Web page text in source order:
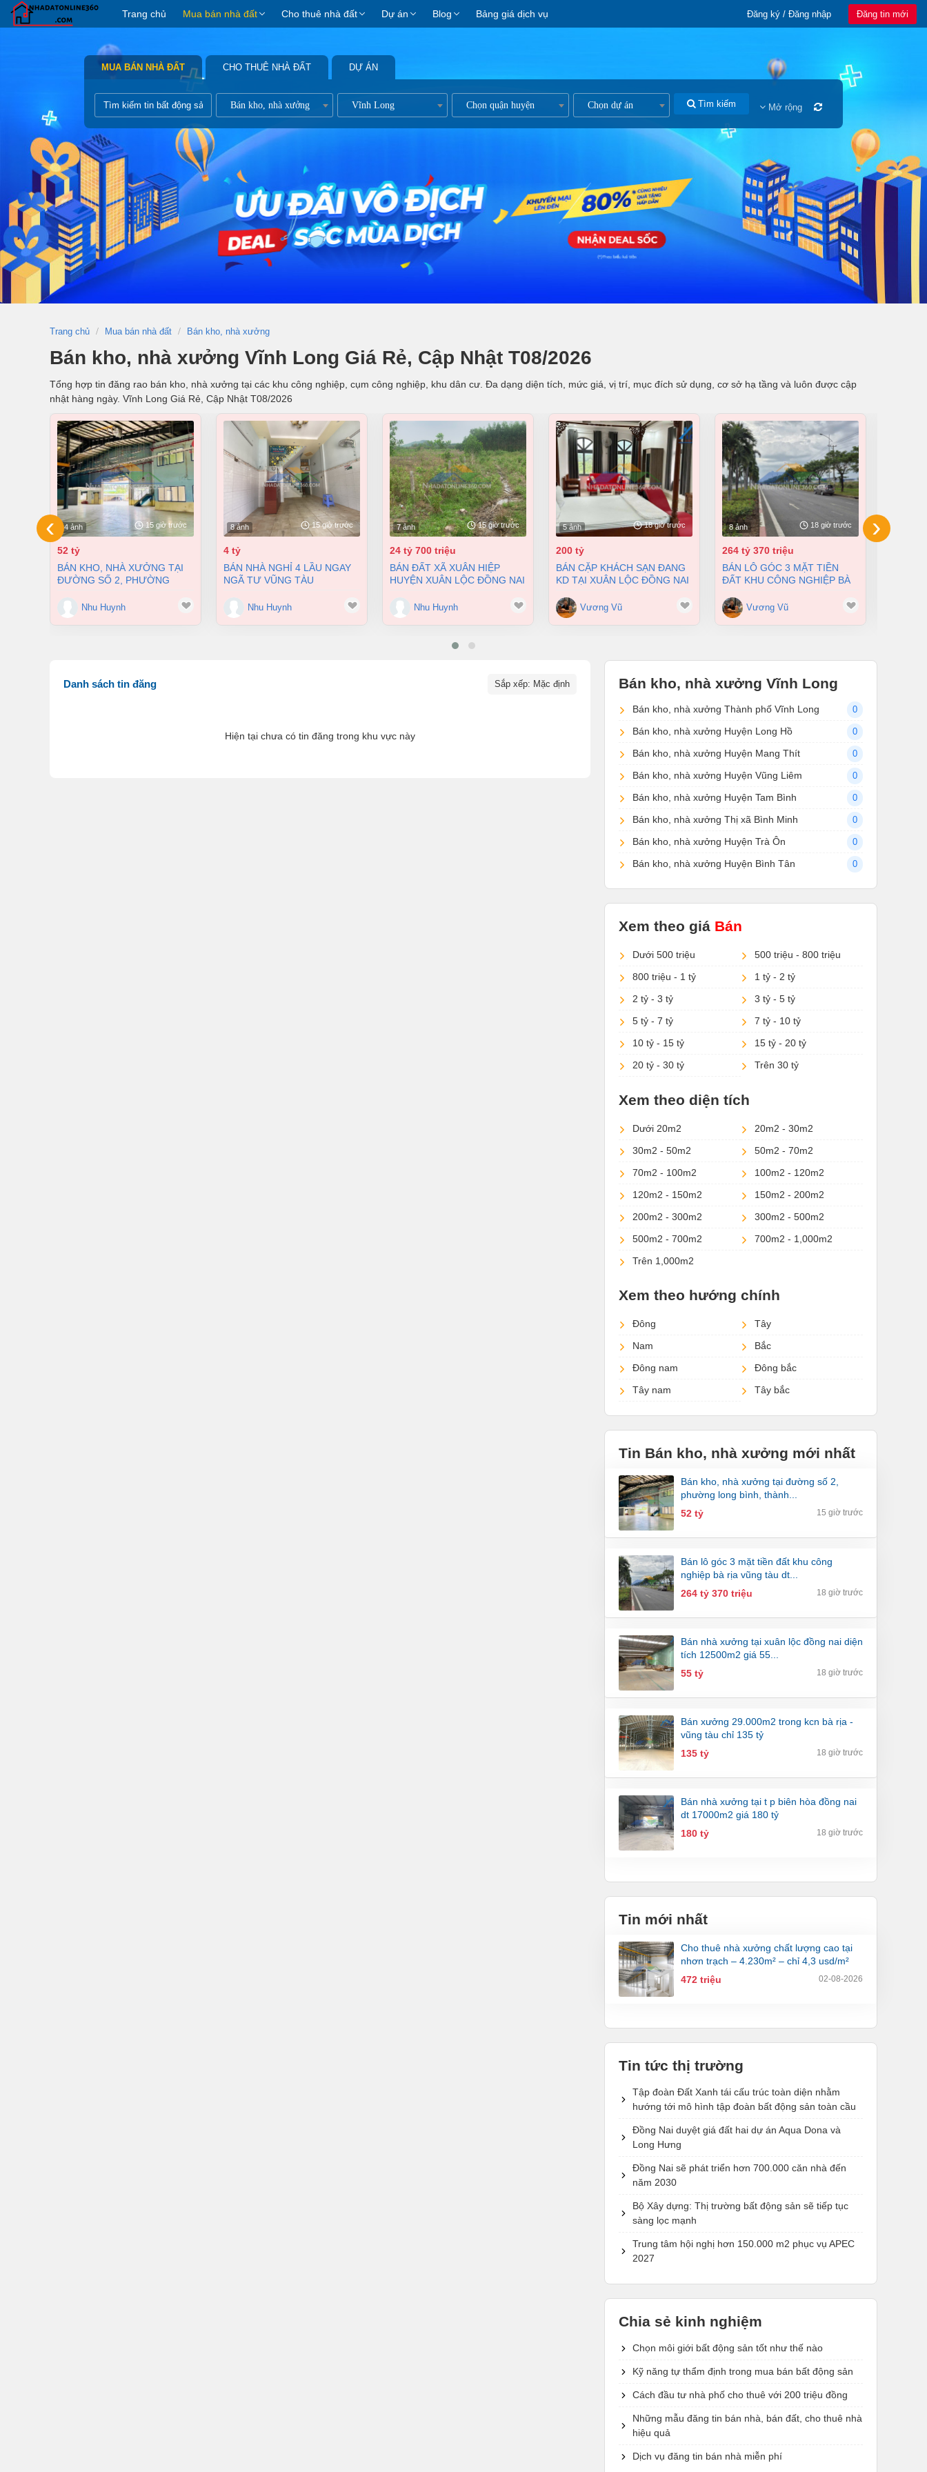
Trang chủ Mua bán nhà đất Cho thuê nhà đất Dự án Blog Bảng giá dịch vụ Đăng ký / Đăng nhập Đăng tin mới
MUA BÁN NHÀ ĐẤT CHO THUÊ NHÀ ĐẤT DỰ ÁN
Bán kho, nhà xưởng Vĩnh Long Chọn quận huyện Chọn dự án Tìm kiếm Mở rộng
Trang chủ Mua bán nhà đất Bán kho, nhà xưởng
Bán kho, nhà xưởng Vĩnh Long Giá Rẻ, Cập Nhật T08/2026
Tổng hợp tin đăng rao bán kho, nhà xưởng tại các khu công nghiệp, cụm công nghiệp, khu dân cư. Đa dạng diện tích, mức giá, vị trí, mục đích sử dụng, cơ sở hạ tầng và luôn được cập
nhật hàng ngày. Vĩnh Long Giá Rẻ, Cập Nhật T08/2026
4 ảnh 15 giờ trước
52 tỷ
BÁN KHO, NHÀ XƯỞNG TẠI
ĐƯỜNG SỐ 2, PHƯỜNG
BIÊN HÒA, ĐỒNG NAI GIÁ 52
TỶ
Nhu Huynh
8 ảnh 15 giờ trước
4 tỷ
BÁN NHÀ NGHỈ 4 LẦU NGAY
NGÃ TƯ VŨNG TÀU
ĐỒNG NAI GIÁ CHỈ 4 TỶ
Nhu Huynh
7 ảnh 15 giờ trước
24 tỷ 700 triệu
BÁN ĐẤT XÃ XUÂN HIỆP
HUYỆN XUÂN LỘC ĐỒNG NAI
24,7 TỶNhu Huynh
5 ảnh 18 giờ trước
200 tỷ
BÁN CẶP KHÁCH SẠN ĐANG
KD TẠI XUÂN LỘC ĐỒNG NAI
Vương Vũ
8 ảnh 18 giờ trước
264 tỷ 370 triệu
BÁN LÔ GÓC 3 MẶT TIỀN
ĐẤT KHU CÔNG NGHIỆP BÀ
GIÁ CHỈ 100 ĐÔ/M2
Vương Vũ
‹ ›
Danh sách tin đăng Sắp xếp: Mặc định
Hiện tại chưa có tin đăng trong khu vực này
Bán kho, nhà xưởng Vĩnh Long
Bán kho, nhà xưởng Thành phố Vĩnh Long 0
Bán kho, nhà xưởng Huyện Long Hồ 0
Bán kho, nhà xưởng Huyện Mang Thít 0
Bán kho, nhà xưởng Huyện Vũng Liêm 0
Bán kho, nhà xưởng Huyện Tam Bình 0
Bán kho, nhà xưởng Thị xã Bình Minh 0
Bán kho, nhà xưởng Huyện Trà Ôn 0
Bán kho, nhà xưởng Huyện Bình Tân 0
Xem theo giá Bán
Dưới 500 triệu
500 triệu - 800 triệu
800 triệu - 1 tỷ
1 tỷ - 2 tỷ
2 tỷ - 3 tỷ
3 tỷ - 5 tỷ
5 tỷ - 7 tỷ
7 tỷ - 10 tỷ
10 tỷ - 15 tỷ
15 tỷ - 20 tỷ
20 tỷ - 30 tỷ
Trên 30 tỷ
Xem theo diện tích
Dưới 20m2
20m2 - 30m2
30m2 - 50m2
50m2 - 70m2
70m2 - 100m2
100m2 - 120m2
120m2 - 150m2
150m2 - 200m2
200m2 - 300m2
300m2 - 500m2
500m2 - 700m2
700m2 - 1,000m2
Trên 1,000m2
Xem theo hướng chính
Đông
Tây
Nam
Bắc
Đông nam
Đông bắc
Tây nam
Tây bắc
Tin Bán kho, nhà xưởng mới nhất
bán kho, nhà xưởng tại đường số 2,
phường long bình, thành...
52 tỷ
15 giờ trước
bán lô góc 3 mặt tiền đất khu công
nghiệp bà rịa vũng tàu dt...
264 tỷ 370 triệu
18 giờ trước
bán nhà xưởng tại xuân lộc đồng nai diện
tích 12500m2 giá 55...
55 tỷ
18 giờ trước
bán xưởng 29.000m2 trong kcn bà rịa -
vũng tàu chỉ 135 tỷ
135 tỷ
18 giờ trước
bán nhà xưởng tại t p biên hòa đồng nai
dt 17000m2 giá 180 tỷ
180 tỷ
18 giờ trước
Tin mới nhất
cho thuê nhà xưởng chất lượng cao tại
nhơn trạch – 4.230m² – chỉ 4,3 usd/m²
472 triệu
02-08-2026
Tin tức thị trường
Tập đoàn Đất Xanh tái cấu trúc toàn diện nhằm
hướng tới mô hình tập đoàn bất động sản toàn cầu
Đồng Nai duyệt giá đất hai dự án Aqua Dona và
Long Hưng
Đồng Nai sẽ phát triển hơn 700.000 căn nhà đến
năm 2030
Bộ Xây dựng: Thị trường bất động sản sẽ tiếp tục
sàng lọc mạnh
Trung tâm hội nghị hơn 150.000 m2 phục vụ APEC
2027
Chia sẻ kinh nghiệm
Chọn môi giới bất động sản tốt như thế nào
Kỹ năng tự thẩm định trong mua bán bất động sản
Cách đầu tư nhà phố cho thuê với 200 triệu đồng
Những mẫu đăng tin bán nhà, bán đất, cho thuê nhà
hiệu quả
Dịch vụ đăng tin bán nhà miễn phí